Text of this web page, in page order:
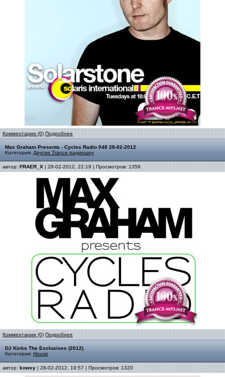
Комментарии (0) Подробнее
Max Graham Presents - Cycles Radio 048 28-02-2012
Категория: Другие Trance радиошоу
автор: FRAER_X | 28-02-2012, 22:19 | Просмотров: 1359
Комментарии (0) Подробнее
DJ Kicks The Exclusives (2012)
Категория: House
автор: kowey | 28-02-2012, 19:57 | Просмотров: 1320